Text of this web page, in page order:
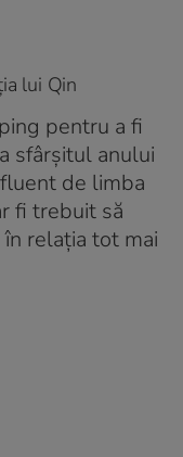
lui Qin
pentru a fi
sfârșitul anului
de limba
fi trebuit să
relația tot mai